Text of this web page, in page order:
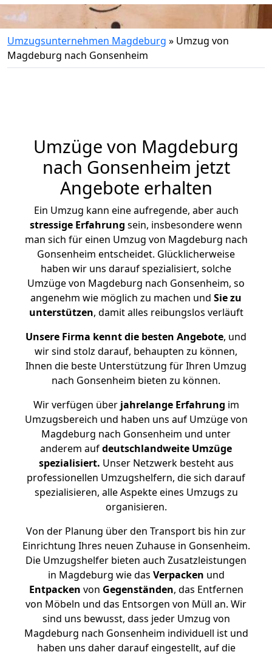
Umzugsunternehmen Magdeburg » Umzug von
Magdeburg nach Gonsenheim
Umzüge von Magdeburg
nach Gonsenheim jetzt
Angebote erhalten
Ein Umzug kann eine aufregende, aber auch
stressige Erfahrung sein, insbesondere wenn
man sich für einen Umzug von Magdeburg nach
Gonsenheim entscheidet. Glücklicherweise
haben wir uns darauf spezialisiert, solche
Umzüge von Magdeburg nach Gonsenheim, so
angenehm wie möglich zu machen und Sie zu
unterstützen, damit alles reibungslos verläuft
Unsere Firma kennt die besten Angebote, und
wir sind stolz darauf, behaupten zu können,
Ihnen die beste Unterstützung für Ihren Umzug
nach Gonsenheim bieten zu können.
Wir verfügen überjahrelange Erfahrung im
Umzugsbereich und haben uns auf Umzüge von
Magdeburg nach Gonsenheim und unter
anderem aufdeutschlandweite Umzüge
spezialisiert. Unser Netzwerk besteht aus
professionellen Umzugshelfern, die sich darauf
spezialisieren, alle Aspekte eines Umzugs zu
organisieren.
Von der Planung über den Transport bis hin zur
Einrichtung Ihres neuen Zuhause in Gonsenheim.
Die Umzugshelfer bieten auch Zusatzleistungen
in Magdeburg wie das Verpacken und
Entpacken von Gegenständen, das Entfernen
von Möbeln und das Entsorgen von Müll an. Wir
sind uns bewusst, dass jeder Umzug von
Magdeburg nach Gonsenheim individuell ist und
haben uns daher darauf eingestellt, auf die